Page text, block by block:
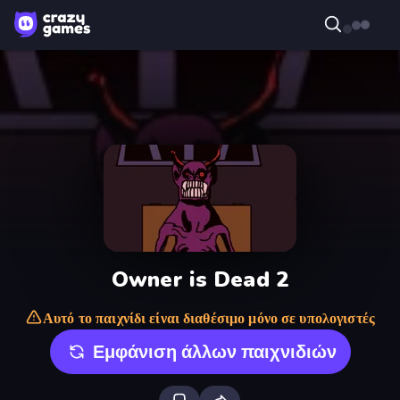
Owner is Dead 2
Αυτό το παιχνίδι είναι διαθέσιμο μόνο σε υπολογιστές
Εμφάνιση άλλων παιχνιδιών